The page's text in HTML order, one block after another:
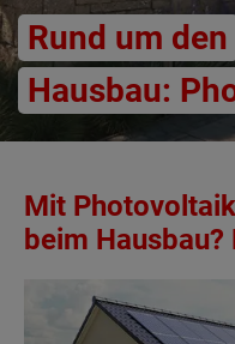
Rund um den
Hausbau:
Mit
beim